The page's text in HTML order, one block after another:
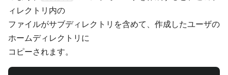
ィレクトリ内の
ファイルがサブディレクトリを含めて、作成したユーザの
ホームディレクトリに
コピーされます。